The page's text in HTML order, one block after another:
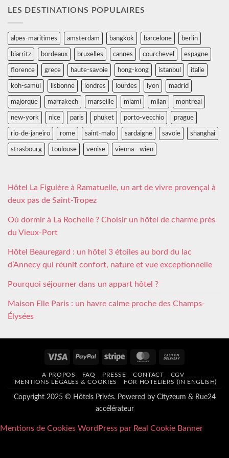
LES DESTINATIONS POPULAIRES
alpes-maritimes amsterdam bangkok barcelone berlin
biarritz bordeaux bruxelles cannes courchevel espagne
florence grece haute-savoie hong-kong istanbul italie
koh-samui lisbonne londres lourdes lyon madrid
majorque marrakech marseille miami milan montreal
new-york nice paris phuket porto-vecchio prague
rio-de-janeiro rome saint-malo sardaigne savoie shanghai
strasbourg toulouse venise vienna - wien
Hôtel La Figuière à Ramatuelle, un art de vivre provençal à
deux pas de Saint-Tropez
Où dormir à La Rochelle ? Choisir un hôtel de charme près
du Vieux-Port
Hôtel Beauregard : un hôtel 3 étoiles au bord du lac
d’Annecy qui réunit confort, nature et vue exceptionnelle
Pourquoi séjourner dans un appart hôtel ?
Maison Elle Paris : un havre calme proche des Champs-
Élysées
Visa PayPal Stripe MasterCard
Delivery
A PROPOS FAQ PRESSE CONTACT
CGV
MENTIONS LÉGALES & COOKIES
FOR HOTELIERS (IN ENGLISH)
Copyright 2025 © Hôtels Privés. Powered by Cityzeum & Rue24
accélérateur
Mentions de Cookies WordPress par Real Cookie Banner